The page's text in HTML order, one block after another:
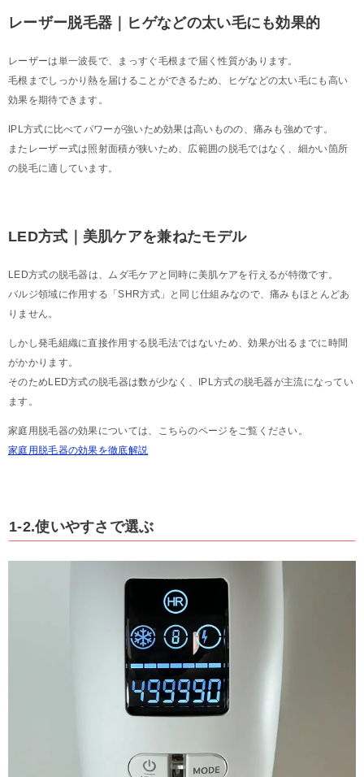
レーザー脱毛器｜ヒゲなどの太い毛にも効果的
レーザーは単一波長で、まっすぐ毛根まで届く性質があります。
毛根までしっかり熱を届けることができるため、ヒゲなどの太い毛にも高い
効果を期待できます。
IPL方式に比べてパワーが強いため効果は高いものの、痛みも強めです。
またレーザー式は照射面積が狭いため、広範囲の脱毛ではなく、細かい箇所
の脱毛に適しています。
LED方式｜美肌ケアを兼ねたモデル
LED方式の脱毛器は、ムダ毛ケアと同時に美肌ケアを行えるが特徴です。
バルジ領域に作用する「SHR方式」と同じ仕組みなので、痛みもほとんどあ
りません。
しかし発毛組織に直接作用する脱毛法ではないため、効果が出るまでに時間
がかかります。
そのためLED方式の脱毛器は数が少なく、IPL方式の脱毛器が主流になってい
ます。
家庭用脱毛器の効果については、こちらのページをご覧ください。
家庭用脱毛器の効果を徹底解説
1-2.使いやすさで選ぶ